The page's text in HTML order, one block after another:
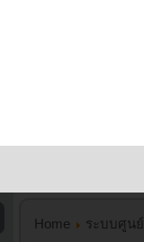
Home ระบบศูน